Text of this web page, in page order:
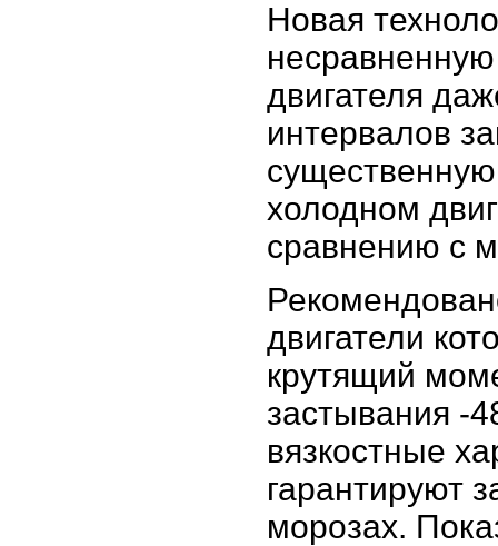
Новая
двигателя
интервалов
холодном
сравнению с
двигатели
крутящий
застывания -
вязкостные
гарантируют
морозах.